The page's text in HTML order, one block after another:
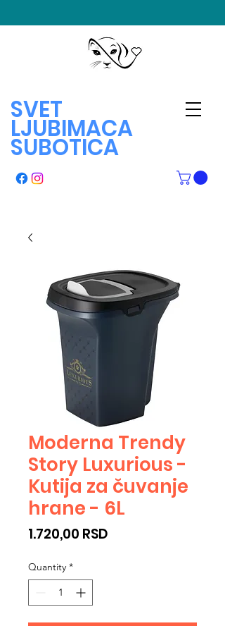
SVET
LJUBIMACA
SUBOTICA
Moderna Trendy
Story Luxurious -
Kutija za čuvanje
hrane - 6L
1.720,00 RSD
Quantity *